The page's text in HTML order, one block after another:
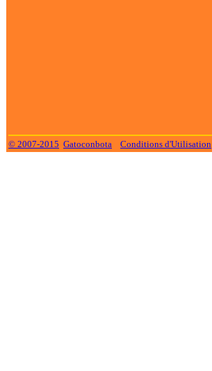
© 2007-2015 Gatoconbota Conditions d'Utilisation